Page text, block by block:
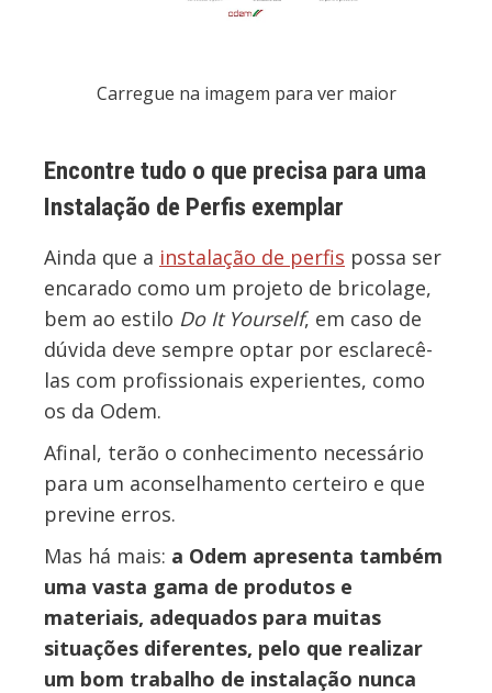
Carregue na imagem para ver maior
Encontre tudo o que precisa para uma
Instalação de Perfis exemplar
Ainda que a instalação de perfis possa ser
encarado como um projeto de bricolage,
bem ao estilo Do It Yourself, em caso de
dúvida deve sempre optar por esclarecê-
las com profissionais experientes, como
os da Odem.
Afinal, terão o conhecimento necessário
para um aconselhamento certeiro e que
previne erros.
Mas há mais: a Odem apresenta também
uma vasta gama de produtos e
materiais, adequados para muitas
situações diferentes, pelo que realizar
um bom trabalho de instalação nunca